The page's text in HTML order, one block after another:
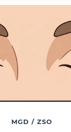
MGD / ZSO